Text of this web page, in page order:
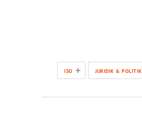
ISO + JURIDIK & POLITIK